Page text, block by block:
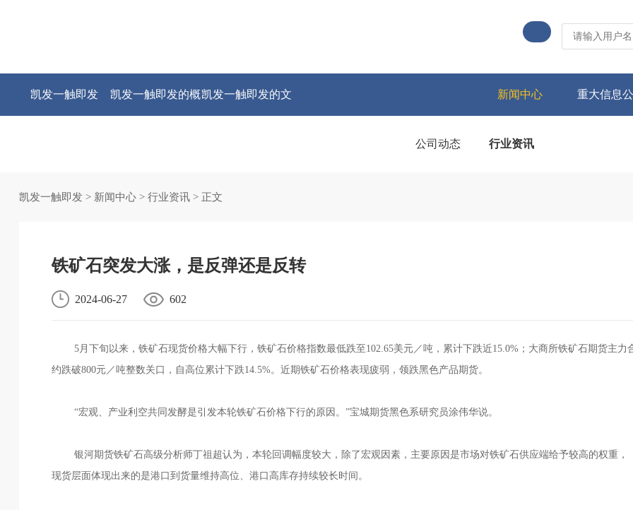
凯发一触即发 凯发一触即发的概凯发一触即发的文 新闻中心 重大信息
公司动态 行业资讯
凯发一触即发> 新闻中心> 行业资讯> 正文
铁矿石突发大涨，是反弹还是反转
2024-06-27 602
5月下旬以来，铁矿石现货价格大幅下行，铁矿石价格指数最低跌至102.65美元／吨，累计下跌近15.0%；大商所铁矿石期货主力
约跌破800元／吨整数关口，自高位累计下跌14.5%。近期铁矿石价格表现疲弱，领跌黑色产品期货。
“宏观、产业利空共同发酵是引发本轮铁矿石价格下行的原因。”宝城期货黑色系研究员涂伟华说。
银河期货铁矿石高级分析师丁祖超认为，本轮回调幅度较大，除了宏观因素，主要原因是市场对铁矿石供应端给予较高的权重，
现货层面体现出来的是港口到货量维持高位、港口高库存持续较长时间。